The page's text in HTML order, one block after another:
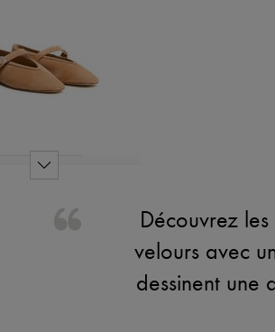
Découvrez
velours avec
dessinent une